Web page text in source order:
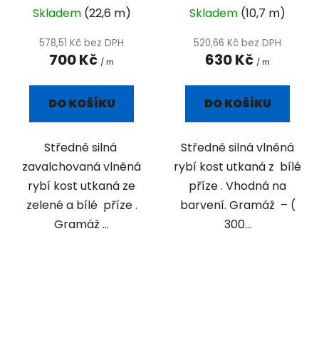
Skladem (22,6 m)
578,51 Kč bez DPH
700 Kč / m
DO KOŠÍKU
Středně silná
zavalchovaná vlněná
rybí kost utkaná ze
zelené a bílé příze .
Gramáž ...
Skladem (10,7 m)
520,66 Kč bez DPH
630 Kč / m
DO KOŠÍKU
Středně silná vlněná
rybí kost utkaná z bílé
příze . Vhodná na
barvení. Gramáž – (
300...